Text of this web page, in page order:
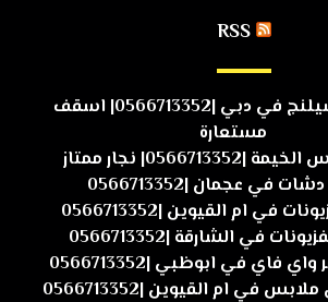
RSS
تركيب فورسيلنج في دبي |0566713352| اسقف
مستعارة
نجار ممتاز
في عجمان |0566713352
في ام القيوين |0566713352
في الشارقة |0566713352
فاي في ابوظبي |0566713352
في ام القيوين |0566713352